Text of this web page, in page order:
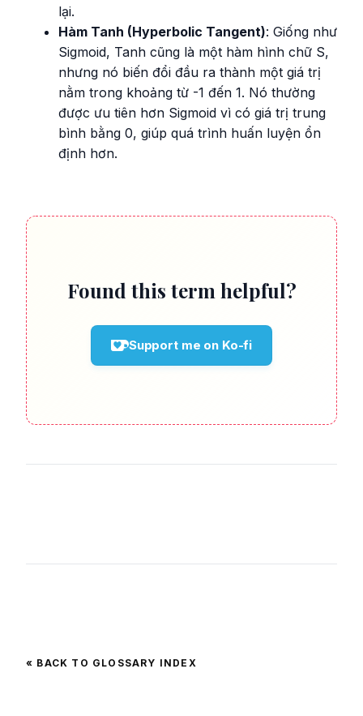
lại.
Hàm Tanh (Hyperbolic Tangent): Giống như
Sigmoid, Tanh cũng là một hàm hình chữ S,
nhưng nó biến đổi đầu ra thành một giá trị
nằm trong khoảng từ -1 đến 1. Nó thường
được ưu tiên hơn Sigmoid vì có giá trị trung
bình bằng 0, giúp quá trình huấn luyện ổn
định hơn.
Found this term helpful?
Support me on Ko-fi
« BACK TO GLOSSARY INDEX